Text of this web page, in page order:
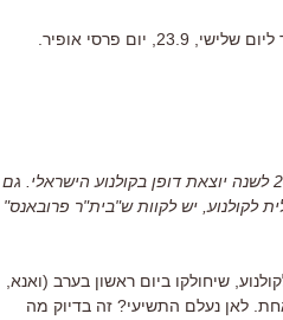
שלושה סרטים מוצלחים מתוך יבול של תשעה הופכים את 2002 לשנה יוצאת דופן בקולנוע הישראלי. גם
לקולנוע, יש לקוות ש"בית"ר פרובאנס"
שיחולקו ביום ראשון בערב (ואנא,
לאן נעלם התשיעי? זה בדיוק מה